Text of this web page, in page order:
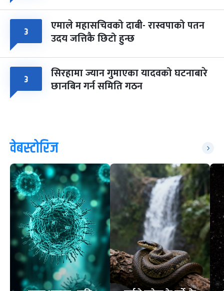
३ एमाले महासचिवको दाबी- रास्वपाको पतन
उदय जत्तिकै छिटो हुन्छ
३ सिरहामा ज्यान गुमाएका यादवको घटनाबारे
छानबिन गर्न समिति गठन
वेबस्टोरिज